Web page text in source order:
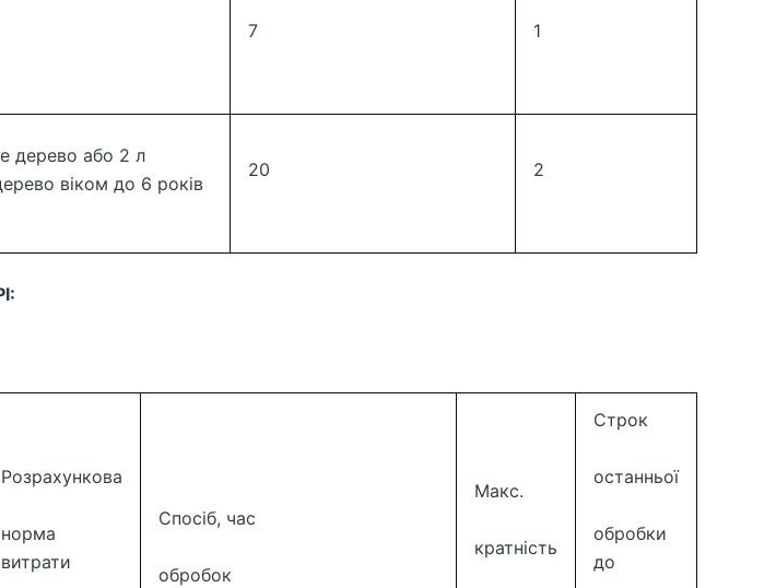
7 1
дерево або 2 л
віком до 6 років
20 2
Розрахункова
норма
витрати
Спосіб, час
обробок
Макс.
кратність
Строк
останньої
обробки
до